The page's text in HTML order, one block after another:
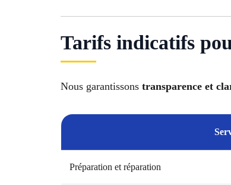
Tarifs indicatifs
Nous garantissons transparence et
Préparation et réparation